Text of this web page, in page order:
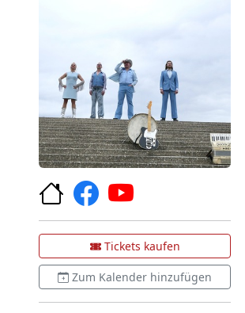
Tickets kaufen
Zum Kalender hinzufügen